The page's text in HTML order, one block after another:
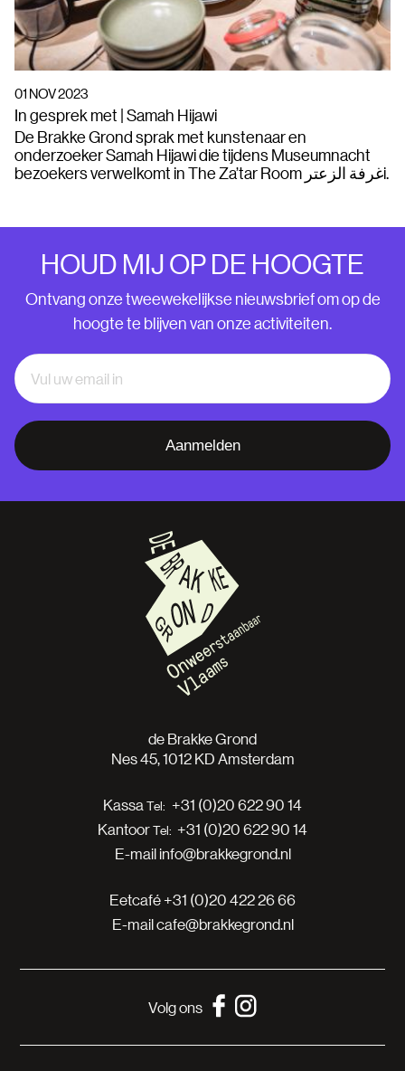
01 NOV 2023
In gesprek met | Samah Hijawi
De Brakke Grond sprak met kunstenaar en
onderzoeker Samah Hijawi die tijdens Museumnacht
bezoekers verwelkomt in The Za’tar Room غرفة الزعترi.
HOUD MIJ OP DE HOOGTE
Ontvang onze tweewekelijkse nieuwsbrief om op de
hoogte te blijven van onze activiteiten.
Aanmelden
de Brakke Grond
Nes 45, 1012 KD Amsterdam
Kassa
+31 (0)20 622 90 14
Kantoor
+31 (0)20 622 90 14
E-mailinfo@brakkegrond.nl
Eetcafé+31 (0)20 422 26 66
E-mailcafe@brakkegrond.nl
Volg ons